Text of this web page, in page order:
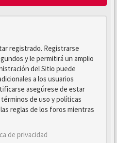
registrado. Registrarse
y le permitirá un amplio
del Sitio puede
a los usuarios
asegúrese de estar
de uso y políticas
reglas de los foros mientras
de privacidad